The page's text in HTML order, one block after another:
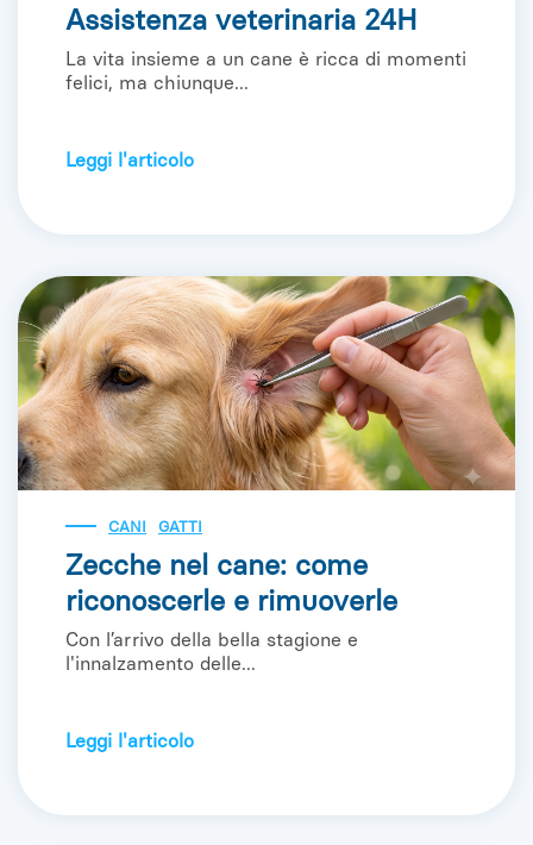
Assistenza veterinaria 24H
La vita insieme a un cane è ricca di momenti
felici, ma chiunque...
Leggi l'articolo
CANI GATTI
Zecche nel cane: come
riconoscerle e rimuoverle
Con l’arrivo della bella stagione e
l'innalzamento delle...
Leggi l'articolo